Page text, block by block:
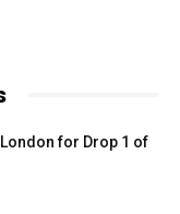
for Drop 1 of